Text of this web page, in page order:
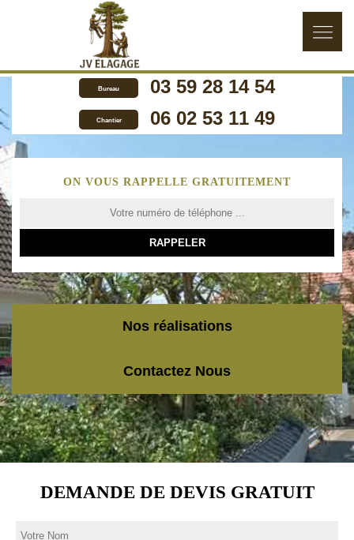
Bureau 03 59 28 14 54
Chantier 06 02 53 11 49
ON VOUS RAPPELLE GRATUITEMENT
Nos réalisations
Contactez Nous
DEMANDE DE DEVIS GRATUIT